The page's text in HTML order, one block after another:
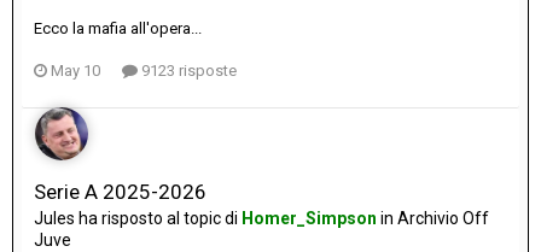
Ecco la mafia all'opera...
May 10 9123 risposte
Serie A 2025-2026
Jules ha risposto al topic di Homer_Simpson in Archivio Off
Juve